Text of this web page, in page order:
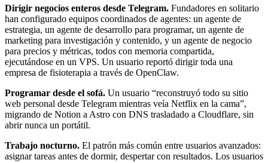
Dirigir negocios enteros desde Telegram. Fundadores en solitario
han configurado equipos coordinados de agentes: un agente de
estrategia, un agente de desarrollo para programar, un agente de
marketing para investigación y contenido, y un agente de negocio
para precios y métricas, todos con memoria compartida,
ejecutándose en un VPS. Un usuario reportó dirigir toda una
empresa de fisioterapia a través de OpenClaw.
Programar desde el sofá. Un usuario “reconstruyó todo su sitio
web personal desde Telegram mientras veía Netflix en la cama”,
migrando de Notion a Astro con DNS trasladado a Cloudflare, sin
abrir nunca un portátil.
Trabajo nocturno. El patrón más común entre usuarios avanzados:
asignar tareas antes de dormir, despertar con resultados. Los usuarios